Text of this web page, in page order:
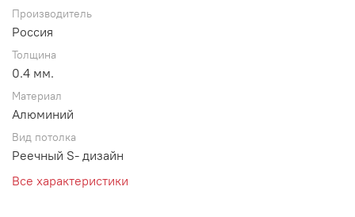
Производитель
Россия
Толщина
0.4 мм.
Материал
Алюминий
Вид потолка
Реечный S- дизайн
Все характеристики